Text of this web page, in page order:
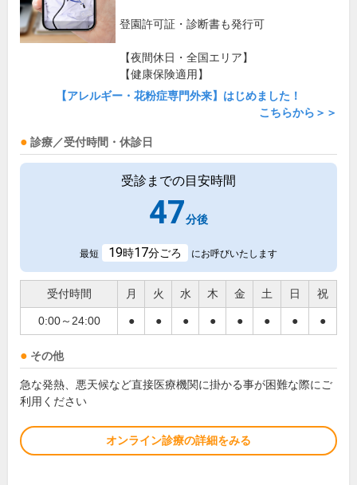
登園許可証・診断書も発行可
【夜間休日・全国エリア】
【健康保険適用】
【アレルギー・花粉症専門外来】はじめました！
こちらから＞＞
診療／受付時間・休診日
受診までの目安時間
47分後
最短 19時17分ごろ にお呼びいたします
受付時間 月 火 水 木 金 土 日 祝
0:00～24:00 ● ● ● ● ● ● ● ●
その他
急な発熱、悪天候など直接医療機関に掛かる事が困難な際にご
利用ください
オンライン診療の詳細をみる